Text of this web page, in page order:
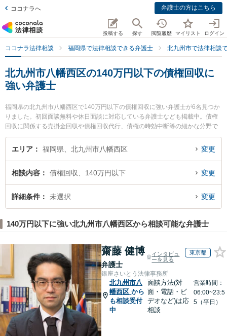
ココナラへ 弁護士の方はこちら
投稿する 探す 閲覧履歴 マイリスト ログイン
ココナラ法律相談 福岡県で法律相談できる弁護士 北九州市で法律相談
北九州市八幡西区の140万円以下の債権回収に
強い弁護士
福岡県の北九州市八幡西区で140万円以下の債権回収に強い弁護士が6名見つか
りました。初回面談無料や休日面談に対応している弁護士なども掲載中。債権
回収に関係する売掛金回収や債権回収代行、債権の時効中断等の細かな分野で
の絞り込み検索もでき便利です。特に折尾駅前法律事務所の山下 拓也弁護士や
おばら総合法律事務所の小原 隆寛弁護士、おりお総合法律事務所の尾﨑 英司弁
すぐに弁護士に相談したい』『140万円以下の債権回収のトラブル解決の実績
豊富な近くの弁護士を検索したい』『初回相談無料で140万円以下の債権回収
を法律相談できる北九州市八幡西区内の弁護士に相談予約したい』などでお困
エリア 福岡県、北九州市八幡西区 変更
相談内容 債権回収、140万円以下 変更
詳細条件 未選択 変更
140万円以下に強い北九州市八幡西区から相談可能な弁護士
齋藤 健博
弁護士
インタビュ
ーを見る
東京都
銀座さいとう法律事務所
北九州市八
幡西区 から
も相談受付
中
面談方法(対
面・電話・ビ
デオなど)は応
相談
営業時間：
06:00~23:5
5（平日）